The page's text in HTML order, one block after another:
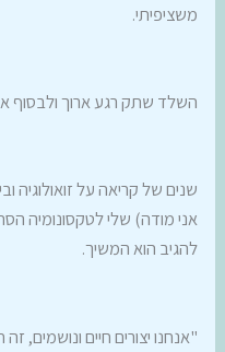
משציפיתי.
השלד שתק רגע ארוך ולבסוף
שנים של קריאה על זואולוגיה
אני מודה) שלי לטקסונומיה
להגיב הוא המשיך.
"אנחנו יצורים חיים ונושמים,